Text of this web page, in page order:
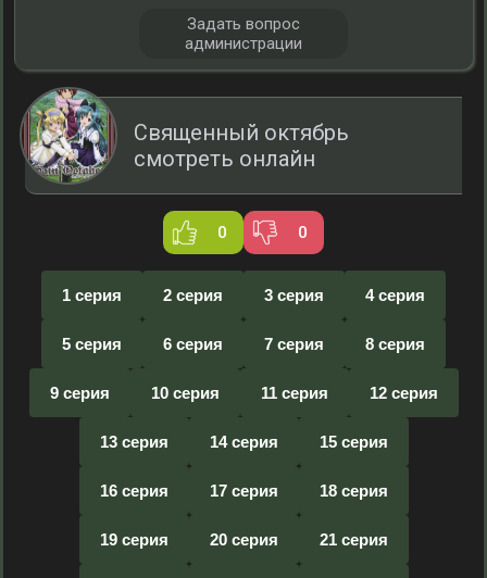
Священный октябрь
смотреть онлайн
0 0
1 серия 2 серия 3 серия 4 серия
5 серия 6 серия 7 серия 8 серия
9 серия 10 серия 11 серия 12 серия
13 серия 14 серия 15 серия
16 серия 17 серия 18 серия
19 серия 20 серия 21 серия
Задать вопрос
администрации